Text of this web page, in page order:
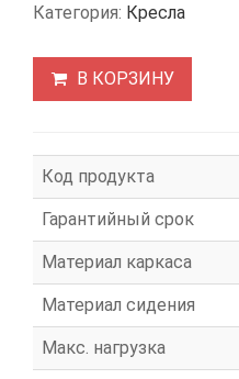
Категория: Кресла
В КОРЗИНУ
Код продукта
Гарантийный срок
Материал каркаса
Материал сидения
Макс. нагрузка